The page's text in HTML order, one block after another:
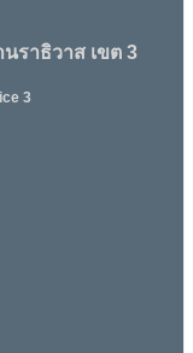
ราธิวาส เขต 3
3